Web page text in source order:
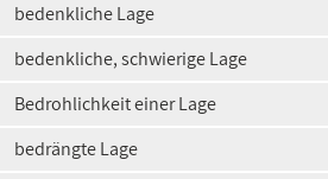
bedenkliche Lage
bedenkliche, schwierige Lage
Bedrohlichkeit einer Lage
bedrängte Lage